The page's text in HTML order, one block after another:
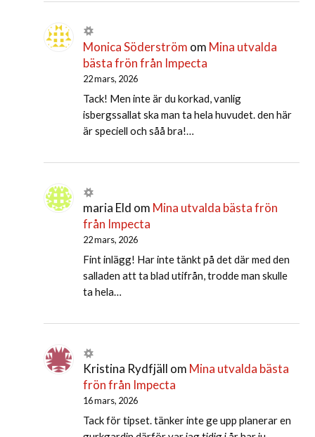
Monica Söderström om Mina utvalda
bästa frön från Impecta
22 mars, 2026
Tack! Men inte är du korkad, vanlig
isbergssallat ska man ta hela huvudet. den här
är speciell och såå bra!…
maria Eld om Mina utvalda bästa frön
från Impecta
22 mars, 2026
Fint inlägg! Har inte tänkt på det där med den
salladen att ta blad utifrån, trodde man skulle
ta hela…
Kristina Rydfjäll om Mina utvalda bästa
frön från Impecta
16 mars, 2026
Tack för tipset. tänker inte ge upp planerar en